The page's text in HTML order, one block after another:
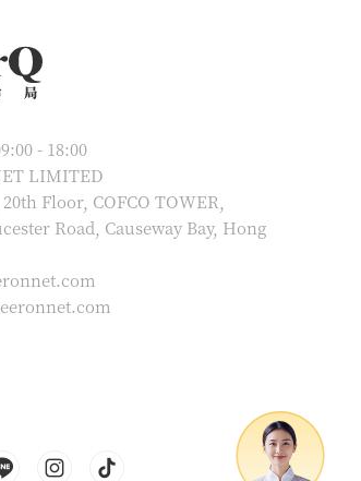
- 18:00
LIMITED
Floor, COFCO TOWER,
Road, Causeway Bay, Hong